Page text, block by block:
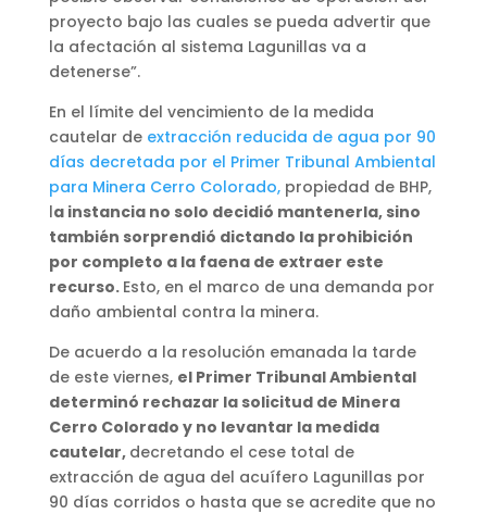
proyecto bajo las cuales se pueda advertir que
la afectación al sistema Lagunillas va a
detenerse”.
En el límite del vencimiento de la medida
cautelar de extracción reducida de agua por 90
días decretada por el Primer Tribunal Ambiental
para Minera Cerro Colorado,propiedad de BHP,
la instancia no solo decidió mantenerla, sino
también sorprendió dictando la prohibición
por completo a la faena de extraer este
recurso. Esto, en el marco de una demanda por
daño ambiental contra la minera.
De acuerdo a la resolución emanada la tarde
de este viernes, el Primer Tribunal Ambiental
determinó rechazar la solicitud de Minera
Cerro Colorado y no levantar la medida
cautelar, decretando el cese total de
extracción de agua del acuífero Lagunillas por
90 días corridos o hasta que se acredite que no